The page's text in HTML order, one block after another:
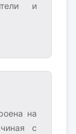
и
на
с